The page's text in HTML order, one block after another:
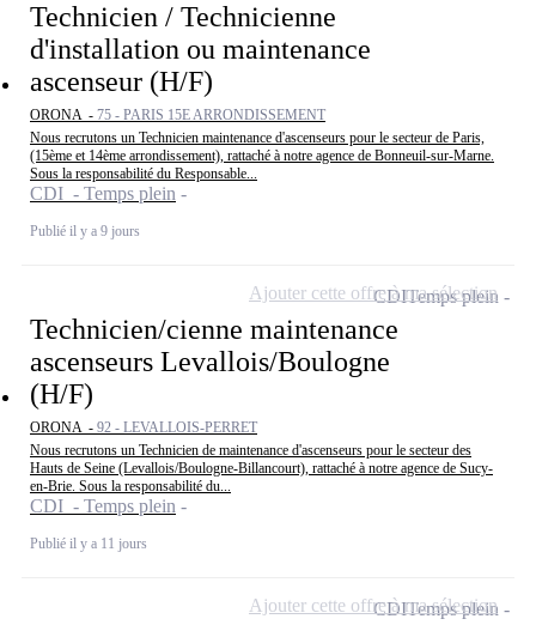
Technicien / Technicienne
d'installation ou maintenance
ascenseur (H/F)
ORONA - 75 - PARIS 15E ARRONDISSEMENT
Nous recrutons un Technicien maintenance d'ascenseurs pour le secteur de Paris,
(15ème et 14ème arrondissement), rattaché à notre agence de Bonneuil-sur-Marne.
Sous la responsabilité du Responsable...
CDI - Temps plein
Publié il y a 9 jours
Technicien/cienne maintenance
ascenseurs Levallois/Boulogne
(H/F)
ORONA - 92 - LEVALLOIS-PERRET
Nous recrutons un Technicien de maintenance d'ascenseurs pour le secteur des
Hauts de Seine (Levallois/Boulogne-Billancourt), rattaché à notre agence de Sucy-
en-Brie. Sous la responsabilité du...
CDI - Temps plein
Publié il y a 11 jours
CDITemps plein
Ajouter cette offre à ma sélection
CDITemps plein
Ajouter cette offre à ma sélection